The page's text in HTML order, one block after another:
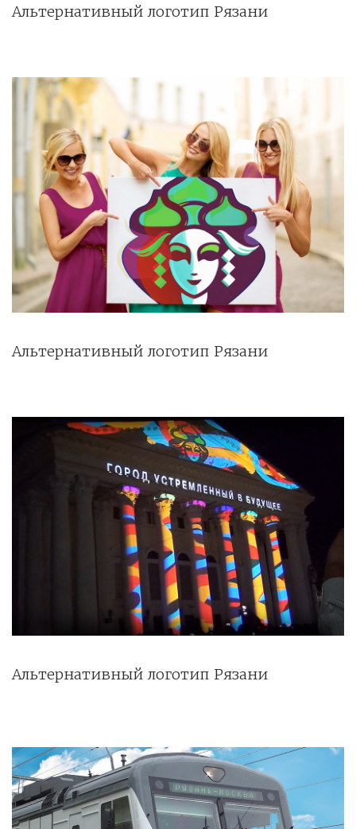
Альтернативный логотип Рязани
Альтернативный логотип Рязани
Альтернативный логотип Рязани